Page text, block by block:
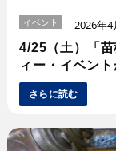
イベント 2026年4
4/25（土）「
ィー・イベン
さらに読む